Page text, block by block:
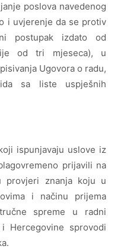
poslova navedenog
i uvjerenje da se protiv
postupak izdato od
od tri mjeseca), u
Ugovora o radu,
sa liste uspješnih
ispunjavaju uslove iz
prijavili na
provjeri znanja koju u
i načinu prijema
spreme u radni
Hercegovine sprovodi